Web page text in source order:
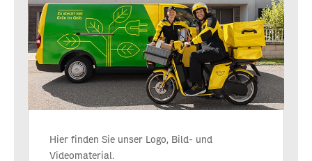
Hier finden Sie unser Logo, Bild- und
Videomaterial.